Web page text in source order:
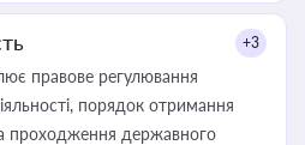
+3
правове регулювання
порядок отримання
проходження державного